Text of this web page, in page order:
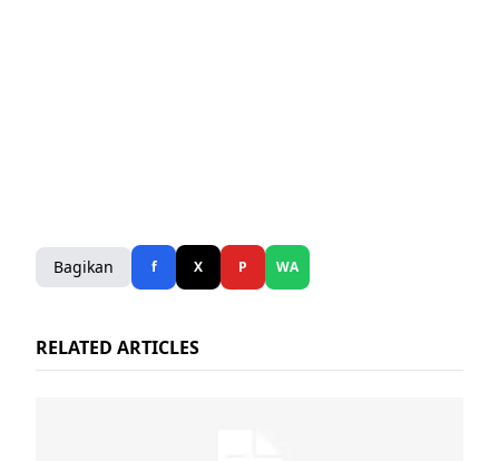
Bagikan f X P WA
RELATED ARTICLES